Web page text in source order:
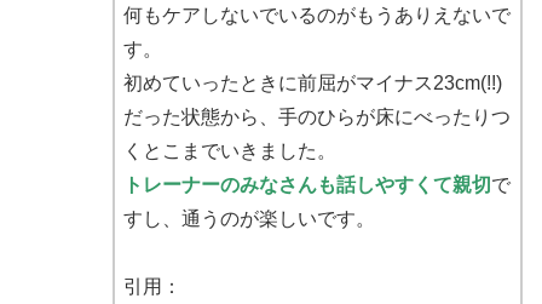
何もケアしないでいるのがもうありえないで
す。
初めていったときに前屈がマイナス23cm(!!)
だった状態から、手のひらが床にべったりつ
くとこまでいきました。
トレーナーのみなさんも話しやすくて親切 で
すし、通うのが楽しいです。
引用：